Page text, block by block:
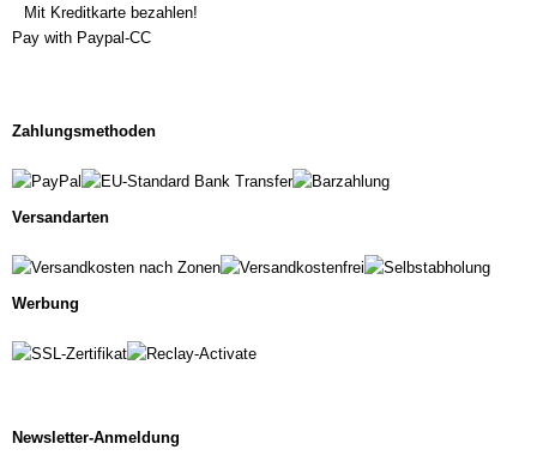
Mit Kreditkarte bezahlen!
Pay with Paypal-CC
Zahlungsmethoden
Versandarten
Werbung
Newsletter-Anmeldung